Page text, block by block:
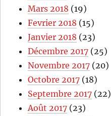
Mars 2018 (19)
Fevrier 2018 (15)
Janvier 2018 (23)
Décembre 2017 (25)
Novembre 2017 (20)
Octobre 2017 (18)
Septembre 2017 (22)
Août 2017 (23)